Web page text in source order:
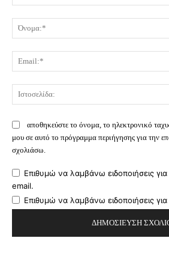
αποθηκεύστε το όνομα, το ηλεκτρονικό
μου σε αυτό το πρόγραμμα περιήγησης για την
σχολιάσω.
Επιθυμώ να λαμβάνω ειδοποιήσεις
email.
Επιθυμώ να λαμβάνω ειδοποιήσεις